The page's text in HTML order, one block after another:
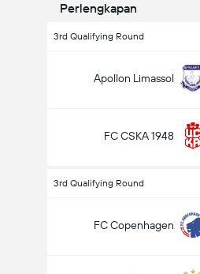
Perlengkapan
3rd Qualifying Round
Apollon Limassol
FC CSKA 1948
3rd Qualifying Round
FC Copenhagen